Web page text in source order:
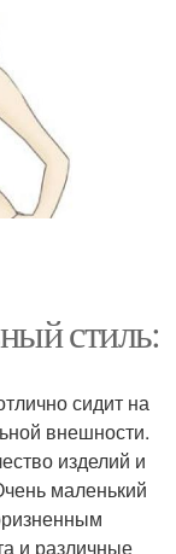
стиль:
сидит на
внешности.
изделий и
маленький
и различные